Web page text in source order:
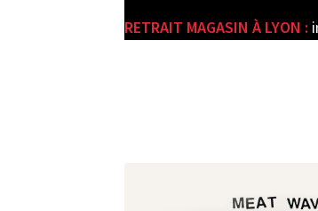
RETRAIT MAGASIN À LYON :